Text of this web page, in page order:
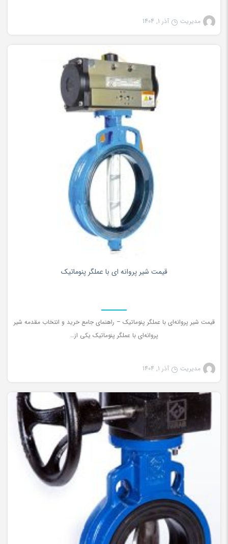
مدیریت آذر 1, 1404
قیمت شیر پروانه ای با عملگر پنوماتیک
قیمت شیر پروانه‌ای با عملگر پنوماتیک – راهنمای جامع خرید و انتخاب مقدمه شیر
پروانه‌ای با عملگر پنوماتیک یکی از…
مدیریت آذر 1, 1404